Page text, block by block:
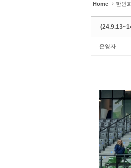
Home 한인
운영자